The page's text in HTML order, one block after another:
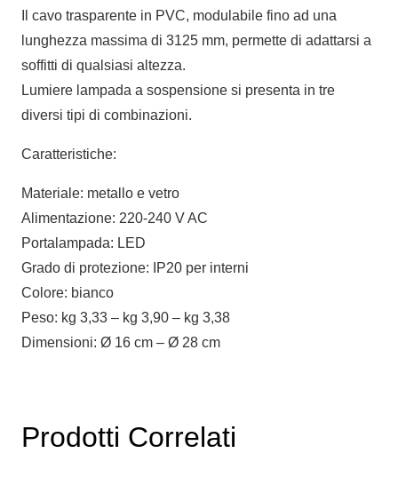
Il cavo trasparente in PVC, modulabile fino ad una
lunghezza massima di 3125 mm, permette di adattarsi a
soffitti di qualsiasi altezza.
Lumiere lampada a sospensione si presenta in tre
diversi tipi di combinazioni.
Caratteristiche:
Materiale: metallo e vetro
Alimentazione: 220-240 V AC
Portalampada: LED
Grado di protezione: IP20 per interni
Colore: bianco
Peso: kg 3,33 – kg 3,90 – kg 3,38
Dimensioni: Ø 16 cm – Ø 28 cm
Prodotti Correlati